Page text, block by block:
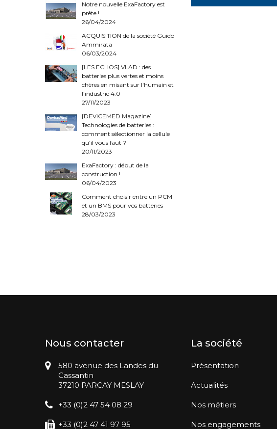
Notre nouvelle ExaFactory est
prête !
26/04/2024
ACQUISITION de la société Guido
Ammirata
06/03/2024
[LES ECHOS] VLAD : des
batteries plus vertes et moins
chères en misant sur l'humain et
l'industrie 4.0
27/11/2023
[DEVICEMED Magazine]
Technologies de batteries :
comment sélectionner la cellule
qu’il vous faut ?
20/11/2023
ExaFactory : début de la
construction !
06/04/2023
Comment choisir entre un PCM
et un BMS pour vos batteries
28/03/2023
Nous contacter
580 avenue des Landes du
Cassantin
37210 PARCAY MESLAY
+33 (0)2 47 54 08 29
+33 (0)2 47 41 97 95
La société
Présentation
Actualités
Nos métiers
Nos engagements